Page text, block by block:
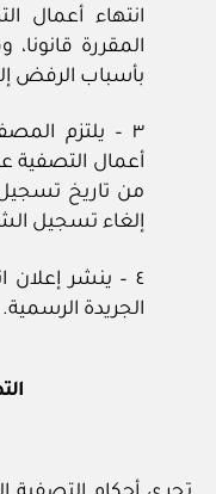
انتهاء أعمال
المقررة
بأسباب الرفض
٣ – يلتزم
من تاريخ
إلغاء تسجيل
٤ – ينشر إعلان
الجريدة الرسمية.